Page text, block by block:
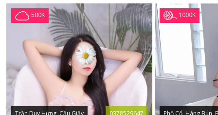
500K
Trần Duy Hưng, Cầu Giấy 0378529647
1000K
Phố Cổ, Hàng Bún,